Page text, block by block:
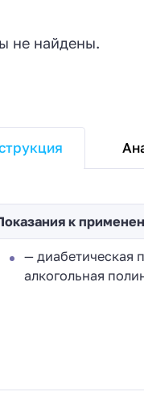
не найдены.
к
— диабетическая
алкогольная